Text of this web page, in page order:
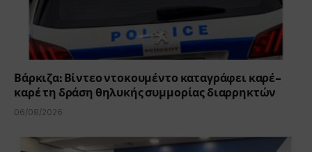
Βάρκιζα: Βίντεο ντοκουμέντο καταγράφει καρέ-
καρέ τη δράση θηλυκής συμμορίας διαρρηκτών
06/08/2026